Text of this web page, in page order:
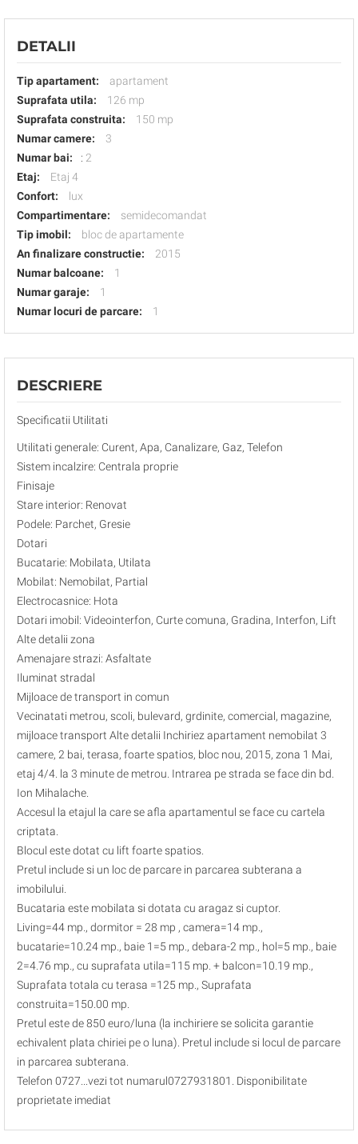
DETALII
Tip apartament:
apartament
Suprafata utila:
126 mp
Suprafata construita:
150 mp
Numar camere:
3
Numar bai:
: 2
Etaj:
Etaj 4
Confort:
lux
Compartimentare:
semidecomandat
Tip imobil:
bloc de apartamente
An finalizare constructie:
2015
Numar balcoane:
1
Numar garaje:
1
Numar locuri de parcare:
1
DESCRIERE
Specificatii Utilitati
Utilitati generale: Curent, Apa, Canalizare, Gaz, Telefon
Sistem incalzire: Centrala proprie
Finisaje
Stare interior: Renovat
Podele: Parchet, Gresie
Dotari
Bucatarie: Mobilata, Utilata
Mobilat: Nemobilat, Partial
Electrocasnice: Hota
Dotari imobil: Videointerfon, Curte comuna, Gradina, Interfon, Lift
Alte detalii zona
Amenajare strazi: Asfaltate
Iluminat stradal
Mijloace de transport in comun
Vecinatati metrou, scoli, bulevard, grdinite, comercial, magazine,
mijloace transport Alte detalii Inchiriez apartament nemobilat 3
camere, 2 bai, terasa, foarte spatios, bloc nou, 2015, zona 1 Mai,
etaj 4/4. la 3 minute de metrou. Intrarea pe strada se face din bd.
Ion Mihalache.
Accesul la etajul la care se afla apartamentul se face cu cartela
criptata.
Blocul este dotat cu lift foarte spatios.
Pretul include si un loc de parcare in parcarea subterana a
imobilului.
Bucataria este mobilata si dotata cu aragaz si cuptor.
Living=44 mp., dormitor = 28 mp , camera=14 mp.,
bucatarie=10.24 mp., baie 1=5 mp., debara-2 mp., hol=5 mp., baie
2=4.76 mp., cu suprafata utila=115 mp. + balcon=10.19 mp.,
Suprafata totala cu terasa =125 mp., Suprafata
construita=150.00 mp.
Pretul este de 850 euro/luna (la inchiriere se solicita garantie
echivalent plata chiriei pe o luna). Pretul include si locul de parcare
in parcarea subterana.
Telefon 0727...vezi tot numarul0727931801. Disponibilitate
proprietate imediat